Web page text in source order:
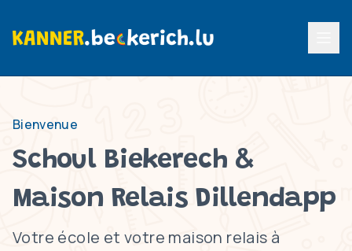
Bienvenue
Schoul Biekerech &
Maison Relais Dillendapp
Votre école et votre maison relais à